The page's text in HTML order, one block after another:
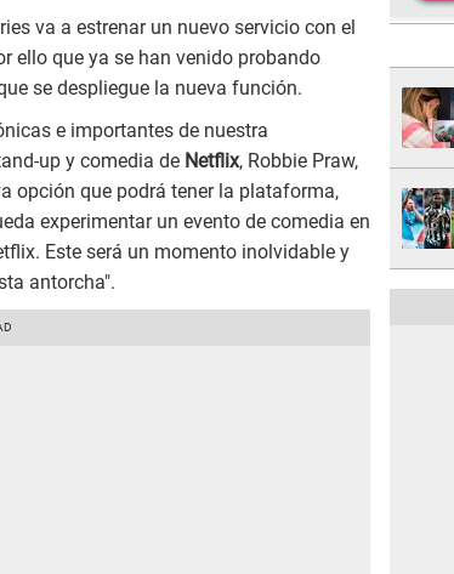
va a estrenar un nuevo servicio con el
ello que ya se han venido probando
se despliegue la nueva función.
e importantes de nuestra
up y comedia de Netflix, Robbie Praw,
opción que podrá tener la plataforma,
experimentar un evento de comedia en
Este será un momento inolvidable y
antorcha".